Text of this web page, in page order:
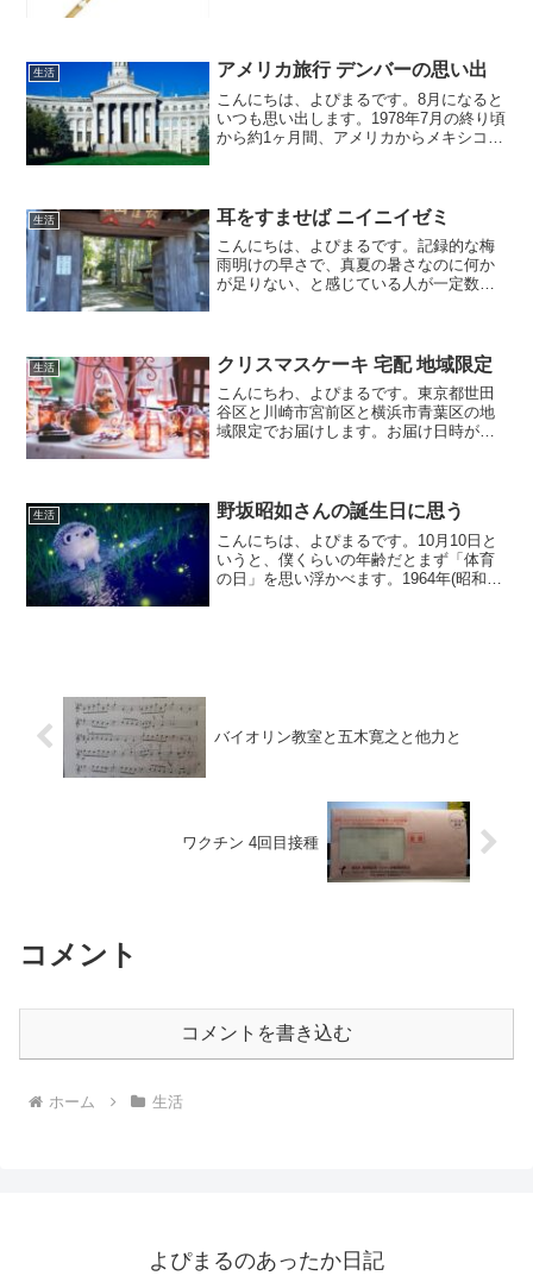
た。ＰＣ作業も集中...
生活 アメリカ旅行 デンバーの思い出
こんにちは、よぴまるです。8月になると
いつも思い出します。1978年7月の終り頃
から約1ヶ月間、アメリカからメキシコを
サンフランシ...
生活 耳をすませば ニイニイゼミ
こんにちは、よぴまるです。記録的な梅
雨明けの早さで、真夏の暑さなのに何か
が足りない、と感じている人が一定数い
じるのがセミの鳴き声。地...
生活 クリスマスケーキ 宅配 地域限定
こんにちわ、よぴまるです。東京都世田
谷区と川崎市宮前区と横浜市青葉区の地
域限定でお届けします。お届け日時が、
ご了承くだ...
生活 野坂昭如さんの誕生日に思う
こんにちは、よぴまるです。10月10日と
いうと、僕くらいの年齢だとまず「体育
の日」を思い浮かべます。1964年(昭和39
バイオリン教室と五木寛之と他力と
ワクチン 4回目接種
コメント
コメントを書き込む
ホーム 生活
よぴまるのあったか日記